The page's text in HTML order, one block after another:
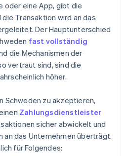
oder eine App, gibt die
Transaktion wird an das
Der Hauptunterschied
fast vollständig
die Mechanismen der
vertraut sind, sind die
höher.
Schweden zu akzeptieren,
Zahlungsdienstleister
sicher abwickelt und
an das Unternehmen überträgt.
für Folgendes: